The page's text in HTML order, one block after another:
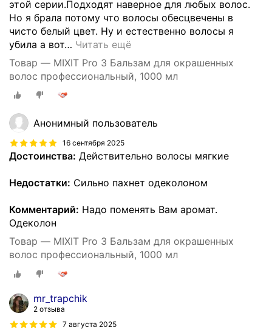
этой серии.Подходят наверное для любых волос.
Но я брала потому что волосы обесцвечены в
чисто белый цвет. Ну и естественно волосы я
убила а вот… Читать ещё
Товар — MIXIT Pro 3 Бальзам для окрашенных
волос профессиональный, 1000 мл
Анонимный пользователь
16 сентября 2025
Достоинства: Действительно волосы мягкие
Недостатки: Сильно пахнет одеколоном
Комментарий: Надо поменять Вам аромат.
Одеколон
Товар — MIXIT Pro 3 Бальзам для окрашенных
волос профессиональный, 1000 мл
mr_trapchik
2 отзыва
7 августа 2025